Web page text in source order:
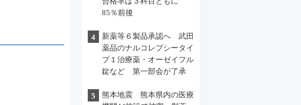
85％前後
4
新薬等６製品承認へ 武田
薬品のナルコレプシータイ
プ１治療薬・オーゼイフル
錠など 第一部会が了承
5
熊本地震 熊本県内の医療